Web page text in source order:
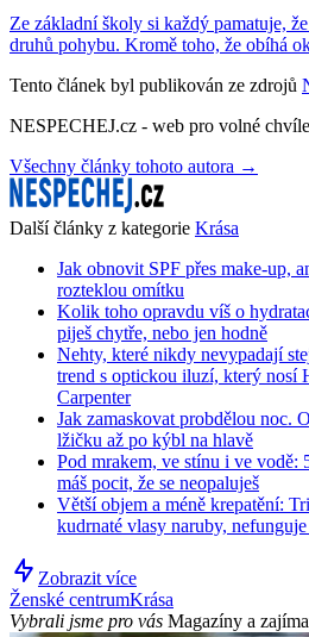
Ze základní školy si každý pamatuje,
druhů pohybu. Kromě toho, že obíhá
Tento článek byl publikován ze zdrojů
NESPECHEJ.cz - web pro volné chvíle
Všechny články tohoto autora →
Další články z kategorie Krása
Jak obnovit SPF přes make-up,
rozteklou omítku
Kolik toho opravdu víš o
piješ chytře, nebo jen hodně
Nehty, které nikdy nevypadají
trend s optickou iluzí, který nosí
Carpenter
Jak zamaskovat probdělou noc.
lžičku až po kýbl na hlavě
Pod mrakem, ve stínu i ve vodě:
máš pocit, že se neopaluješ
Větší objem a méně krepatění:
kudrnaté vlasy naruby,
Zobrazit více
Ženské centrumKrása
Vybrali jsme pro vás Magazíny a